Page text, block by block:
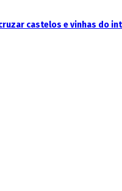
castelos e vinhas do